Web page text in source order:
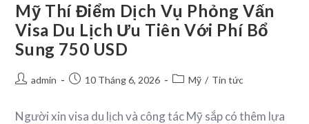
Mỹ Thí Điểm Dịch Vụ Phỏng Vấn
Visa Du Lịch Ưu Tiên Với Phí Bổ
Sung 750 USD
admin 10 Tháng 6, 2026 Mỹ / Tin tức
Người xin visa du lịch và công tác Mỹ sắp có thêm lựa